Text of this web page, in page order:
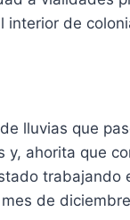
interior de
lluvias que
y, ahorita que
trabajando
de